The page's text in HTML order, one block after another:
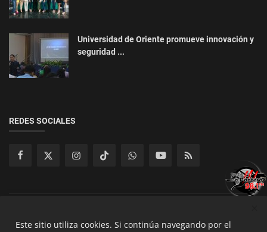
Universidad de Oriente promueve innovación y
seguridad ...
REDES SOCIALES
Copyright 2025 Radios de San Mguel - All Rights Reserved.
Este sitio utiliza cookies. Si continúa navegando por el